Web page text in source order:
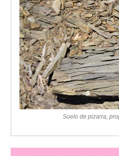
Suelo de pizarra,